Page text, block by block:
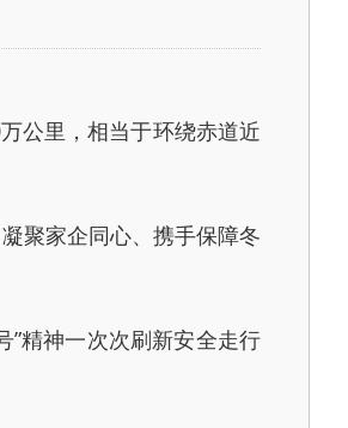
公里，相当于环绕赤道近
聚家企同心、携手保障冬
精神一次次刷新安全走行